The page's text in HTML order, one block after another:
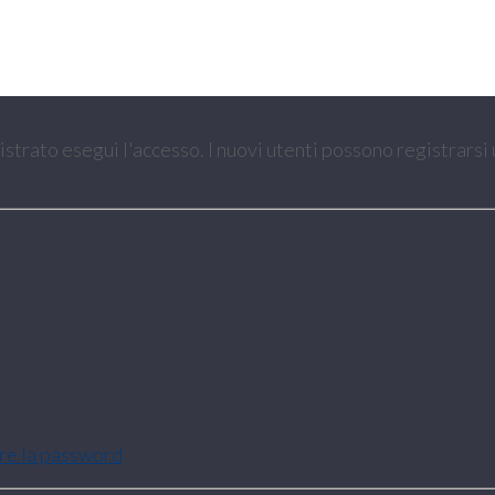
esegui l'accesso. I nuovi utenti possono
la password